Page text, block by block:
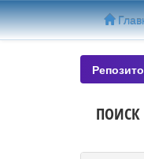
Skip
navigation
ПОИСК